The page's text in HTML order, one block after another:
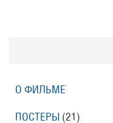
О ФИЛЬМЕ
ПОСТЕРЫ (21)